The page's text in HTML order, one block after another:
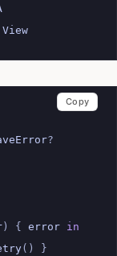
View
?
) { error in
()
}
Copy